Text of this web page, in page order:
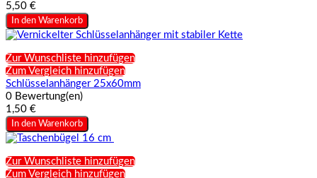
5,50 €
In den Warenkorb
Zur Wunschliste hinzufügen
Zum Vergleich hinzufügen
Schlüsselanhänger 25x60mm
0 Bewertung(en)
1,50 €
In den Warenkorb
Zur Wunschliste hinzufügen
Zum Vergleich hinzufügen